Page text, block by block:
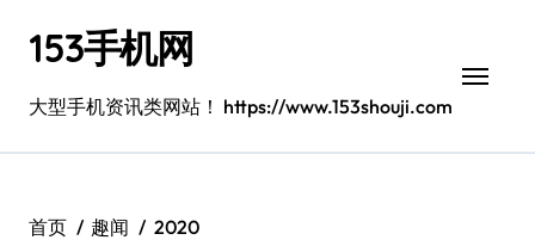
153手机网
大型手机资讯类网站！ https://www.153shouji.com
首页 趣闻
2020